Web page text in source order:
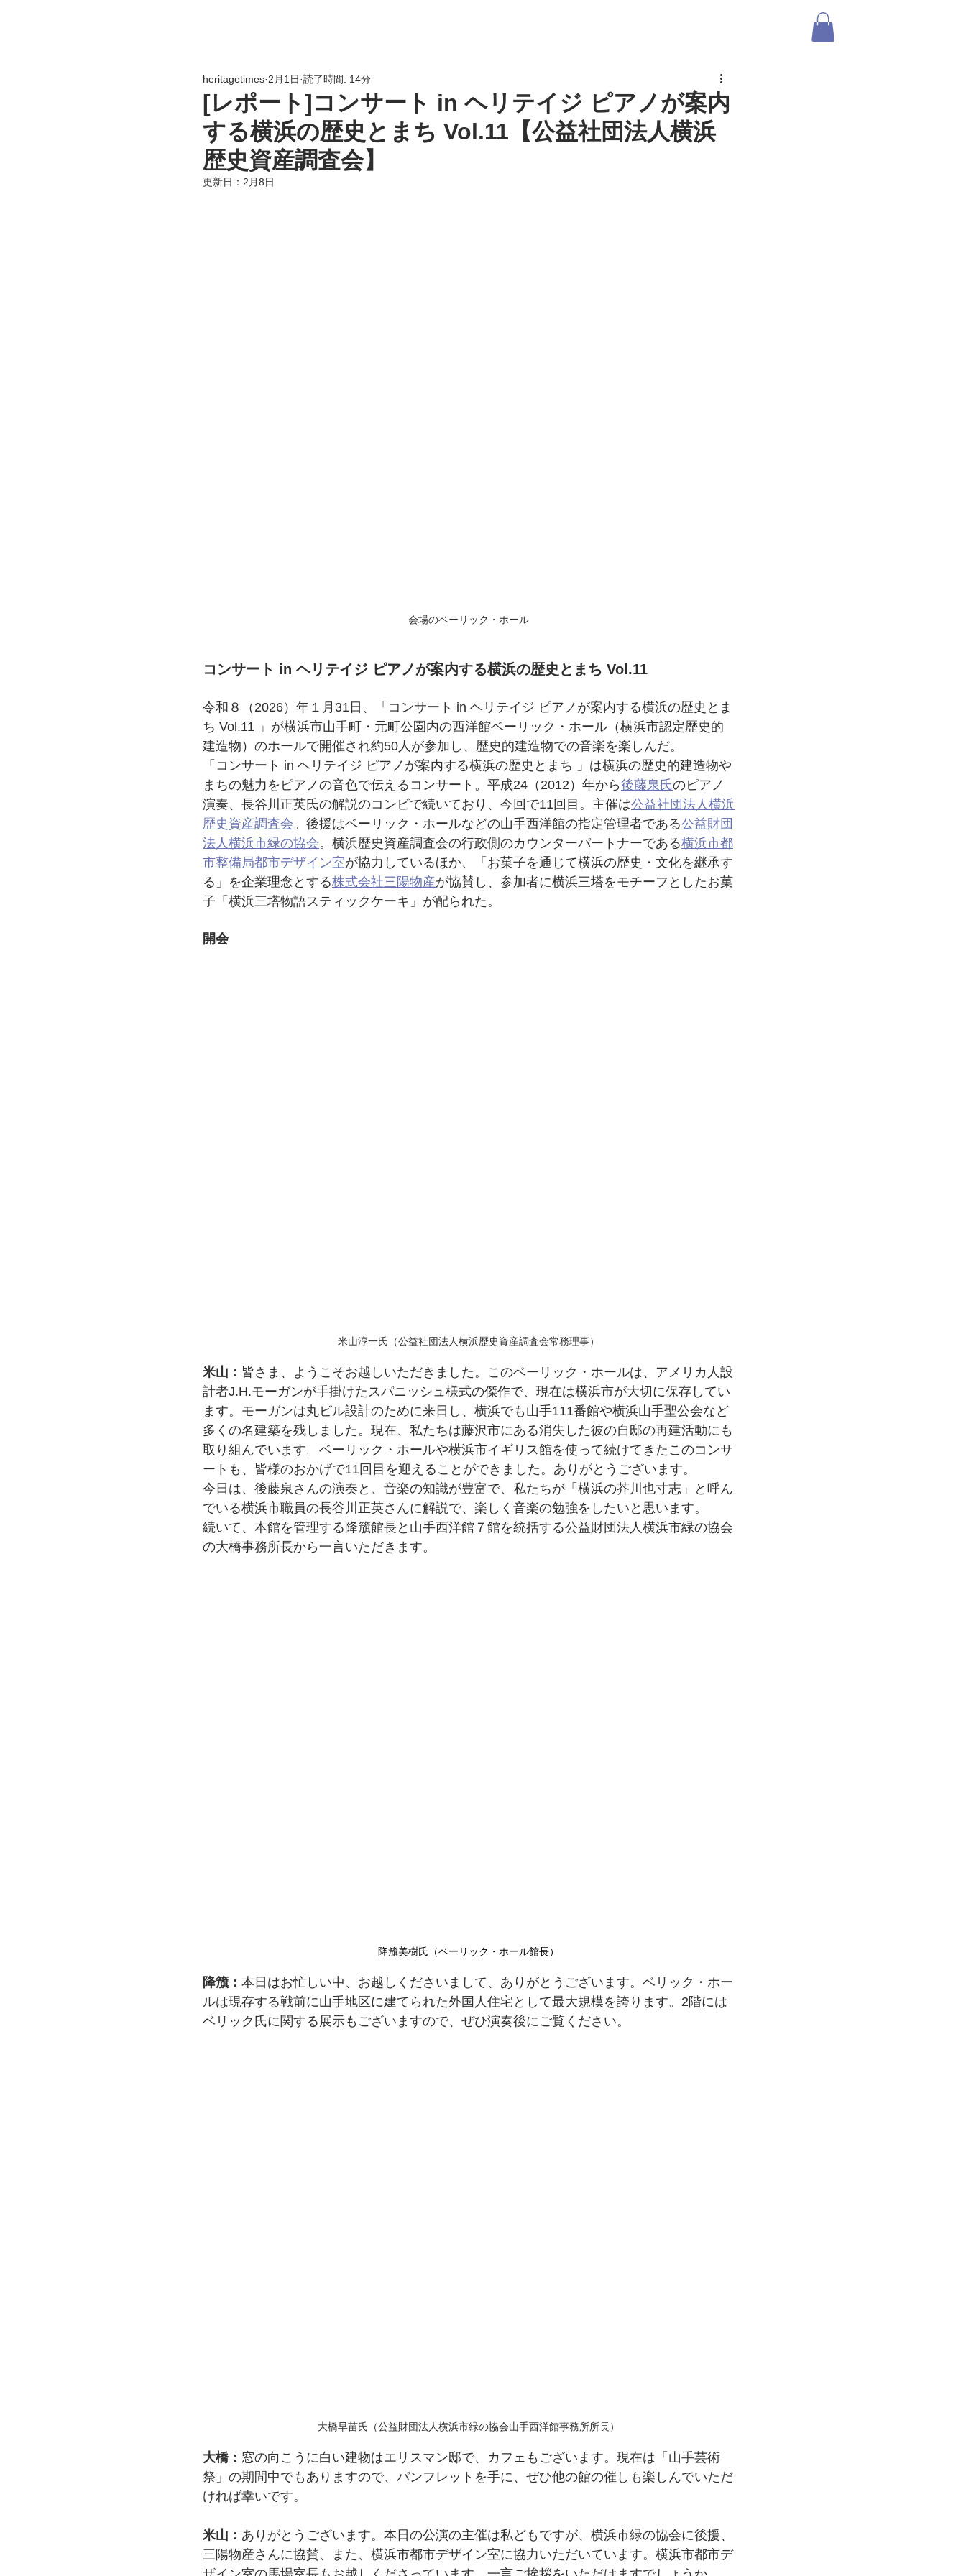
[レポート]コンサート in ヘリテイジ ピアノが案内
する横浜の歴史とまち Vol.11【公益社団法人横浜
歴史資産調査会】
heritagetimes 2月1日 読了時間: 14分
更新日： 2月8日
会場のベーリック・ホール
コンサート in ヘリテイジ ピアノが案内する横浜の歴史とまち Vol.11
令和８（2026）年１月31日、「コンサート in ヘリテイジ ピアノが案内する横浜の歴史とま
ち Vol.11 」が横浜市山手町・元町公園内の西洋館ベーリック・ホール（横浜市認定歴史的
建造物）のホールで開催され約50人が参加し、歴史的建造物での音楽を楽しんだ。
「コンサート in ヘリテイジ ピアノが案内する横浜の歴史とまち 」は横浜の歴史的建造物や
まちの魅力をピアノの音色で伝えるコンサート。平成24（2012）年から後藤泉氏のピアノ
演奏、長谷川正英氏の解説のコンビで続いており、今回で11回目。主催は公益社団法人横浜
歴史資産調査会。後援はベーリック・ホールなどの山手西洋館の指定管理者である公益財団
法人横浜市緑の協会。横浜歴史資産調査会の行政側のカウンターパートナーである横浜市都
市整備局都市デザイン室が協力しているほか、「お菓子を通じて横浜の歴史・文化を継承す
る」を企業理念とする株式会社三陽物産が協賛し、参加者に横浜三塔をモチーフとしたお菓
子「横浜三塔物語スティックケーキ」が配られた。
開会
米山淳一氏（公益社団法人横浜歴史資産調査会常務理事）
米山： 皆さま、ようこそお越しいただきました。このベーリック・ホールは、アメリカ人設
計者J.H.モーガンが手掛けたスパニッシュ様式の傑作で、現在は横浜市が大切に保存してい
ます。モーガンは丸ビル設計のために来日し、横浜でも山手111番館や横浜山手聖公会など
多くの名建築を残しました。現在、私たちは藤沢市にある消失した彼の自邸の再建活動にも
取り組んでいます。ベーリック・ホールや横浜市イギリス館を使って続けてきたこのコンサ
ートも、皆様のおかげで11回目を迎えることができました。ありがとうございます。
今日は、後藤泉さんの演奏と、音楽の知識が豊富で、私たちが「横浜の芥川也寸志」と呼ん
でいる横浜市職員の長谷川正英さんに解説で、楽しく音楽の勉強をしたいと思います。
続いて、本館を管理する降籏館長と山手西洋館７館を統括する公益財団法人横浜市緑の協会
の大橋事務所長から一言いただきます。
降籏美樹氏（ベーリック・ホール館長）
降籏： 本日はお忙しい中、お越しくださいまして、ありがとうございます。ベリック・ホー
ルは現存する戦前に山手地区に建てられた外国人住宅として最大規模を誇ります。2階には
ベリック氏に関する展示もございますので、ぜひ演奏後にご覧ください。
大橋早苗氏（公益財団法人横浜市緑の協会山手西洋館事務所所長）
大橋： 窓の向こうに白い建物はエリスマン邸で、カフェもございます。現在は「山手芸術
祭」の期間中でもありますので、パンフレットを手に、ぜひ他の館の催しも楽しんでいただ
ければ幸いです。
米山： ありがとうございます。本日の公演の主催は私どもですが、横浜市緑の協会に後援、
三陽物産さんに協賛、また、横浜市都市デザイン室に協力いただいています。横浜市都市デ